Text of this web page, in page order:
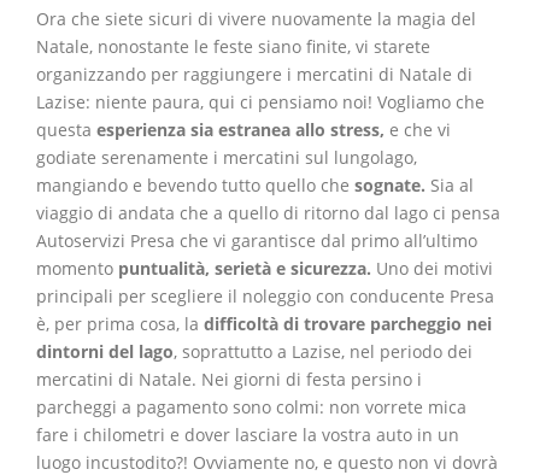
Ora che siete sicuri di vivere nuovamente la magia del
Natale, nonostante le feste siano finite, vi starete
organizzando per raggiungere i mercatini di Natale di
Lazise: niente paura, qui ci pensiamo noi! Vogliamo che
questaesperienza sia estranea allo stress, e che vi
godiate serenamente i mercatini sul lungolago,
mangiando e bevendo tutto quello chesognate. Sia al
viaggio di andata che a quello di ritorno dal lago ci pensa
Autoservizi Presa che vi garantisce dal primo all’ultimo
momento puntualità, serietà e sicurezza. Uno dei motivi
principali per scegliere il noleggio con conducente Presa
è, per prima cosa, la difficoltà di trovare parcheggio nei
dintorni del lago, soprattutto a Lazise, nel periodo dei
mercatini di Natale. Nei giorni di festa persino i
parcheggi a pagamento sono colmi: non vorrete mica
fare i chilometri e dover lasciare la vostra auto in un
luogo incustodito?! Ovviamente no, e questo non vi dovrà